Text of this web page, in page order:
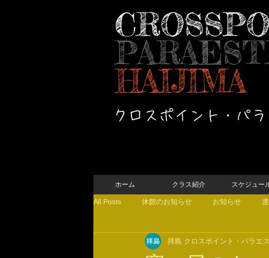
HAIJIMA
クロスポイント・パ
ホーム クラス紹介 スケジュー
All Posts 休館のお知らせ お知らせ
拝島 クロスポイント・パラエ